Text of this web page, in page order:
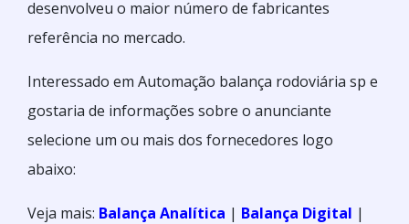
desenvolveu o maior número de fabricantes
referência no mercado.
Interessado em Automação balança rodoviária sp e
gostaria de informações sobre o anunciante
selecione um ou mais dos fornecedores logo
abaixo:
Veja mais: Balança Analítica | Balança Digital |